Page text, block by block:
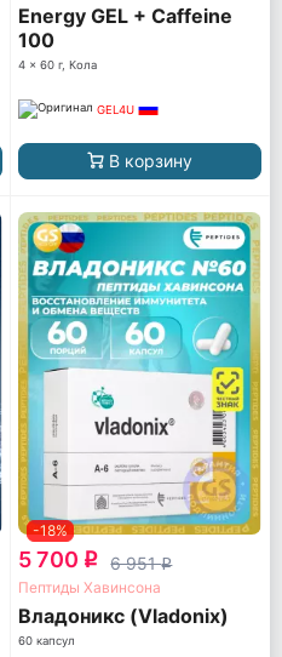
Energy GEL + Caffeine
100
4 x 60 г, Кола
GEL4U
В корзину
-18%
5 700 q 6 951q
Пептиды Хавинсона
Владоникс (Vladonix)
60 капсул